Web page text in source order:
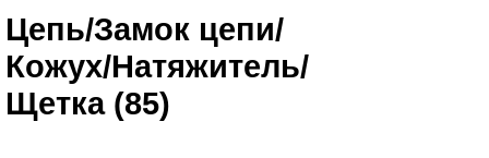
Цепь/Замок цепи/
Кожух/Натяжитель/
Щетка (85)